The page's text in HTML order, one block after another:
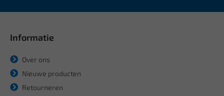
Informatie
Over ons
Nieuwe producten
Retourneren